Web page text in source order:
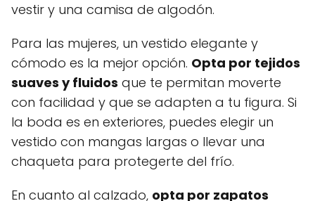
vestir y una camisa de algodón.
Para las mujeres, un vestido elegante y
cómodo es la mejor opción. Opta por tejidos
suaves y fluidos que te permitan moverte
con facilidad y que se adapten a tu figura. Si
la boda es en exteriores, puedes elegir un
vestido con mangas largas o llevar una
chaqueta para protegerte del frío.
En cuanto al calzado, opta por zapatos